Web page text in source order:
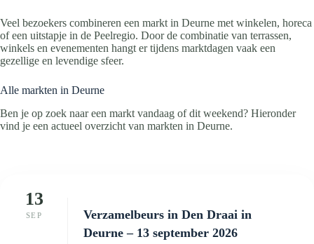
Veel bezoekers combineren een markt in Deurne met winkelen, horeca
of een uitstapje in de Peelregio. Door de combinatie van terrassen,
winkels en evenementen hangt er tijdens marktdagen vaak een
gezellige en levendige sfeer.
Alle markten in Deurne
Ben je op zoek naar een markt vandaag of dit weekend? Hieronder
vind je een actueel overzicht van markten in Deurne.
13
SEP
Verzamelbeurs in Den Draai in
Deurne – 13 september 2026